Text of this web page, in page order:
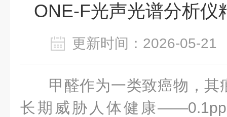
ONE-F光声光谱分析仪
更新时间：2026-05-
甲醛作为一类致癌物，其
长期威胁人体健康